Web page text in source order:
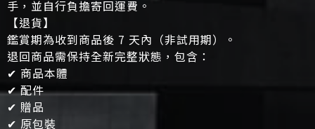
手，並自行負擔寄回運費。
【退貨】
鑑賞期為收到商品後 7 天內（非試用期）。
退回商品需保持全新完整狀態，包含：
✔ 商品本體
✔ 配件
✔ 贈品
✔ 原包裝